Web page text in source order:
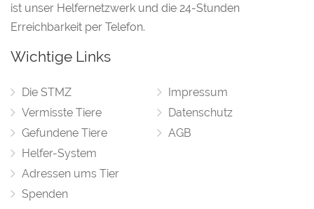
ist unser Helfernetzwerk und die 24-Stunden
Erreichbarkeit per Telefon.
Wichtige Links
Die STMZ
Vermisste Tiere
Gefundene Tiere
Helfer-System
Adressen ums Tier
Spenden
Impressum
Datenschutz
AGB